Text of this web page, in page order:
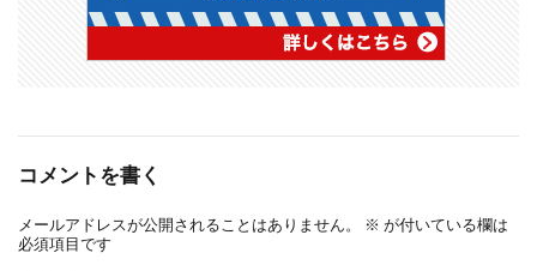
コメントを書く
メールアドレスが公開されることはありません。 ※ が付いている欄は
必須項目です